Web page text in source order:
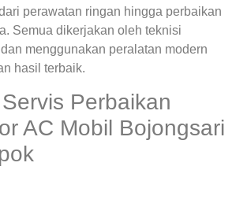
perawatan ringan hingga perbaikan
Semua dikerjakan oleh teknisi
menggunakan peralatan modern
hasil terbaik.
Perbaikan
AC Mobil Bojongsari